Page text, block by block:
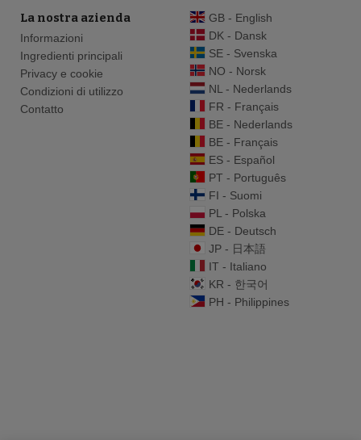
La nostra azienda
Informazioni
Ingredienti principali
Privacy e cookie
Condizioni di utilizzo
Contatto
GB - English
DK - Dansk
SE - Svenska
NO - Norsk
NL - Nederlands
FR - Français
BE - Nederlands
BE - Français
ES - Español
PT - Português
FI - Suomi
PL - Polska
DE - Deutsch
JP - 日本語
IT - Italiano
KR - 한국어
PH - Philippines